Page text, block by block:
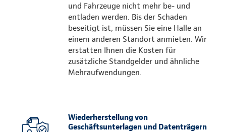
und Fahrzeuge nicht mehr be- und
entladen werden. Bis der Schaden
beseitigt ist, müssen Sie eine Halle an
einem anderen Standort anmieten. Wir
erstatten Ihnen die Kosten für
zusätzliche Standgelder und ähnliche
Mehraufwendungen.
Wiederherstellung von
Geschäftsunterlagen und Datenträgern